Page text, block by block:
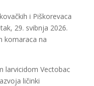
i Piškorevaca
29. svibnja 2026.
komaraca na
larvicidom Vectobac
ličinki